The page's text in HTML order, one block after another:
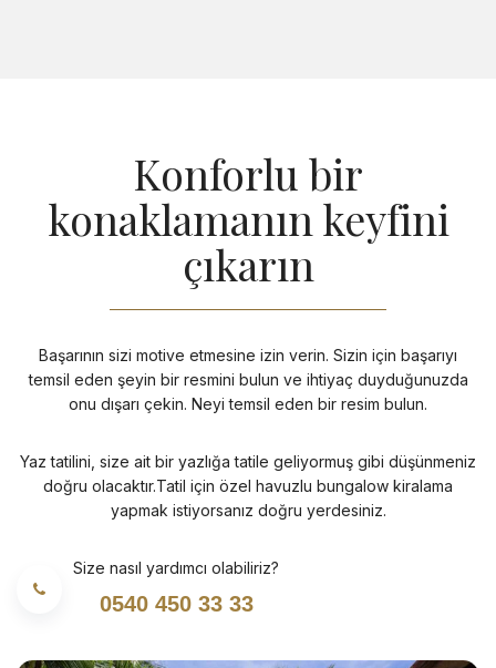
Konforlu bir
konaklamanın keyfini
çıkarın
Başarının sizi motive etmesine izin verin. Sizin için başarıyı
temsil eden şeyin bir resmini bulun ve ihtiyaç duyduğunuzda
onu dışarı çekin. Neyi temsil eden bir resim bulun.
Yaz tatilini, size ait bir yazlığa tatile geliyormuş gibi düşünmeniz
doğru olacaktır.Tatil için özel havuzlu bungalow kiralama
yapmak istiyorsanız doğru yerdesiniz.
Size nasıl yardımcı olabiliriz?
0540 450 33 33